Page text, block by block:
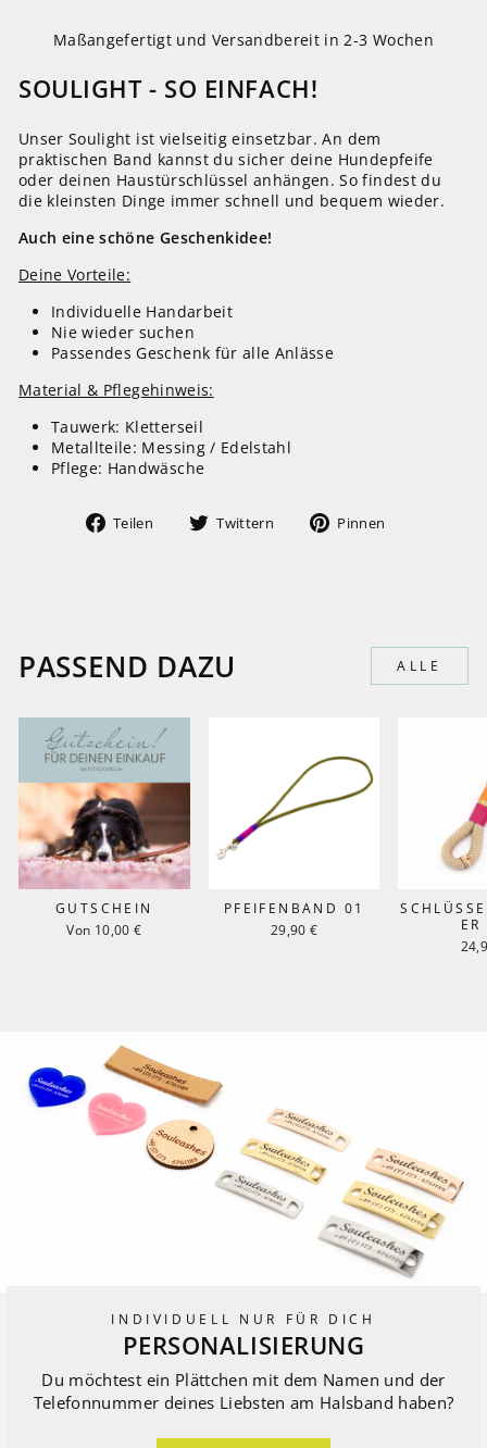
Maßangefertigt und Versandbereit in 2-3 Wochen
SOULIGHT - SO EINFACH!
Unser Soulight ist vielseitig einsetzbar. An dem
praktischen Band kannst du sicher deine Hundepfeife
oder deinen Haustürschlüssel anhängen. So findest du
die kleinsten Dinge immer schnell und bequem wieder.
Auch eine schöne Geschenkidee!
Deine Vorteile:
Individuelle Handarbeit
Nie wieder suchen
Passendes Geschenk für alle Anlässe
Material & Pflegehinweis:
Tauwerk: Kletterseil
Metallteile: Messing / Edelstahl
Pflege: Handwäsche
Teilen
Auf
Twittern
Auf
Pinnen
PASSEND DAZU ALLE
GUTSCHEIN
Von 10,00 €
PFEIFENBAND 01
29,90 €
INDIVIDUELL NUR FÜR DICH
PERSONALISIERUNG
Du möchtest ein Plättchen mit dem Namen und der
Telefonnummer deines Liebsten am Halsband haben?